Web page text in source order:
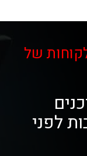
של
לפני